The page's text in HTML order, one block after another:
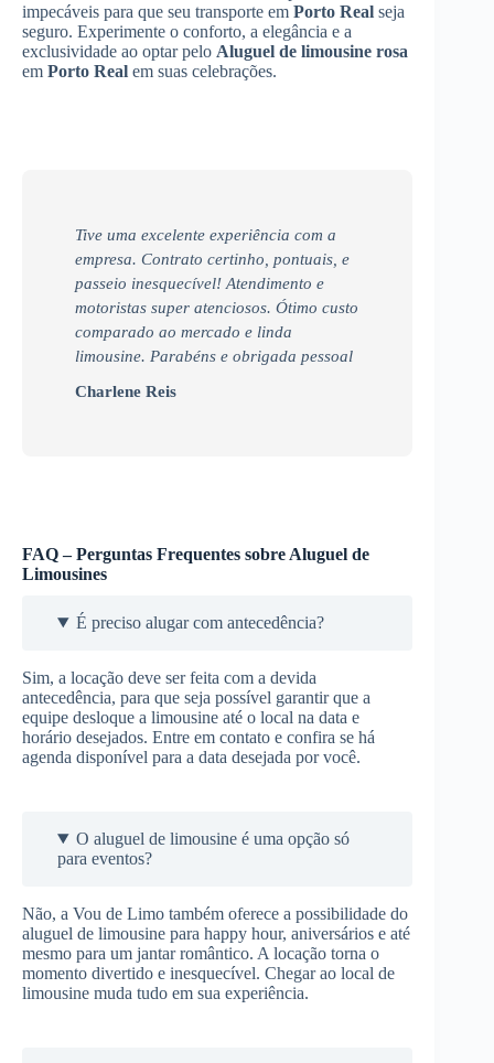
impecáveis para que seu transporte em Porto Real seja
seguro. Experimente o conforto, a elegância e a
exclusividade ao optar pelo Aluguel de limousine rosa
em Porto Real em suas celebrações.
Tive uma excelente experiência com a
empresa. Contrato certinho, pontuais, e
passeio inesquecível! Atendimento e
motoristas super atenciosos. Ótimo custo
comparado ao mercado e linda
limousine. Parabéns e obrigada pessoal
Charlene Reis
FAQ – Perguntas Frequentes sobre Aluguel de
Limousines
É preciso alugar com antecedência?
Sim, a locação deve ser feita com a devida
antecedência, para que seja possível garantir que a
equipe desloque a limousine até o local na data e
horário desejados. Entre em contato e confira se há
agenda disponível para a data desejada por você.
O aluguel de limousine é uma opção só
para eventos?
Não, a Vou de Limo também oferece a possibilidade do
aluguel de limousine para happy hour, aniversários e até
mesmo para um jantar romântico. A locação torna o
momento divertido e inesquecível. Chegar ao local de
limousine muda tudo em sua experiência.